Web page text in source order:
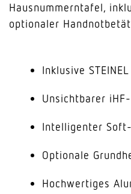
Hausnummerntafel,
optionaler
Inklusive
Unsichtbarer
Intelligenter
Optionale
Hochwertiges